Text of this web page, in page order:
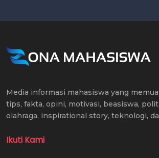
Media informasi mahasiswa yang
tips, fakta, opini, motivasi, beasiswa,
olahraga, inspirational story, teknologi,
Ikuti Kami